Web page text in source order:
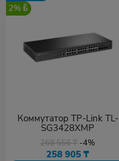
2%
Коммутатор TP-Link TL-
SG3428XMP
268 556₸ -4%
258 905₸